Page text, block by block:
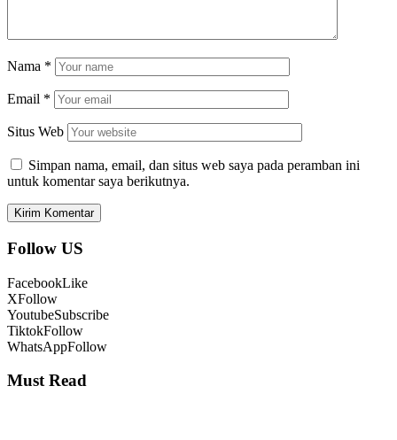
Nama *
Email *
Situs Web
Simpan nama, email, dan situs web saya pada peramban ini
untuk komentar saya berikutnya.
Follow US
FacebookLike
XFollow
YoutubeSubscribe
TiktokFollow
WhatsAppFollow
Must Read